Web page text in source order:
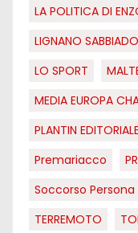
LA POLITICA DI
LIGNANO
LO SPORT
MEDIA EUROPA
PLANTIN EDITORIALE
Premariacco
Soccorso Persona
TERREMOTO